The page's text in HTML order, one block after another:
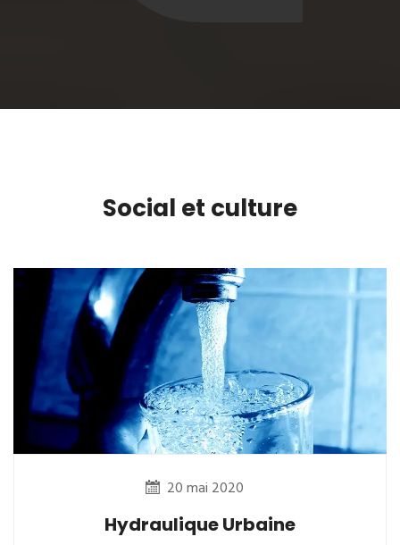
Social et culture
20 mai 2020
Hydraulique Urbaine